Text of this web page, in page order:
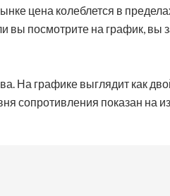
цена колеблется в
вы посмотрите на график, вы
На графике выглядит как
сопротивления показан на